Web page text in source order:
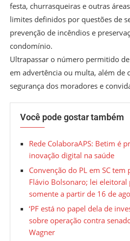
festa, churrasqueiras e outras
limites definidos por questões de
prevenção de incêndios e
condomínio.
Ultrapassar o número permitido
em advertência ou multa, além de
segurança dos moradores e
Você pode gostar também
Rede ColaboraAPS: Betim é
inovação digital na saúde
Convenção do PL em SC
Flávio Bolsonaro; lei eleitoral
somente a partir de 16 de
‘PF está no papel dela de
sobre operação contra
Wagner